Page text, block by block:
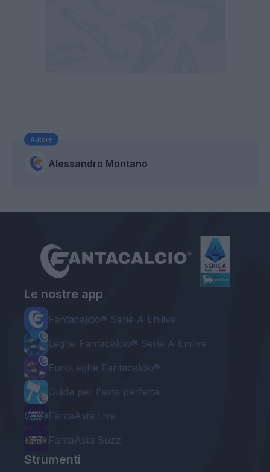
Autore
Alessandro Montano
Le nostre app
Fantacalcio® Serie A Enilive
Leghe Fantacalcio® Serie A Enilive
EuroLeghe Fantacalcio®
Guida per l'asta perfetta
FantaAsta Live
FantaAsta Buzz
Strumenti